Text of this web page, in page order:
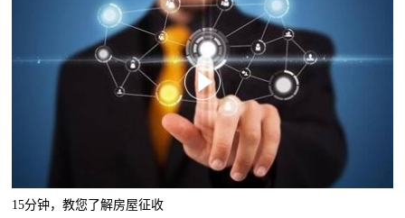
15分钟，教您了解房屋征收